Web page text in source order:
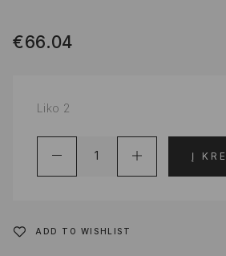
€66.04
Liko 2
Į
ADD TO WISHLIST